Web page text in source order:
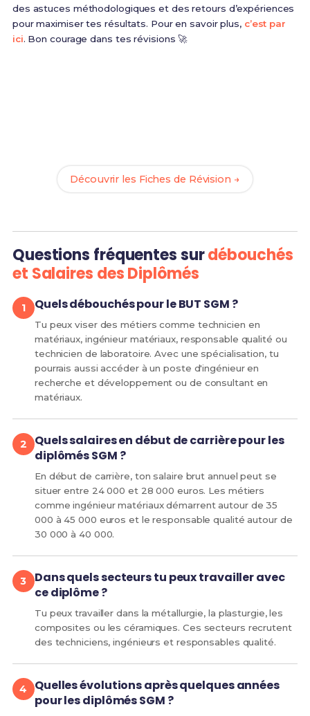
des astuces méthodologiques et des retours d’expériences
pour maximiser tes résultats. Pour en savoir plus, c’est par
ici. Bon courage dans tes révisions 🚀
Découvrir les Fiches de Révision →
Questions fréquentes surdébouchés
et Salaires des Diplômés
Quels débouchés pour le BUT SGM ?
Tu peux viser des métiers comme technicien en
matériaux, ingénieur matériaux, responsable qualité ou
technicien de laboratoire. Avec une spécialisation, tu
pourrais aussi accéder à un poste d'ingénieur en
recherche et développement ou de consultant en
matériaux.
Quels salaires en début de carrière pour les
diplômés SGM ?
En début de carrière, ton salaire brut annuel peut se
situer entre 24 000 et 28 000 euros. Les métiers
comme ingénieur matériaux démarrent autour de 35
000 à 45 000 euros et le responsable qualité autour de
30 000 à 40 000.
Dans quels secteurs tu peux travailler avec
ce diplôme ?
Tu peux travailler dans la métallurgie, la plasturgie, les
composites ou les céramiques. Ces secteurs recrutent
des techniciens, ingénieurs et responsables qualité.
Quelles évolutions après quelques années
pour les diplômés SGM ?